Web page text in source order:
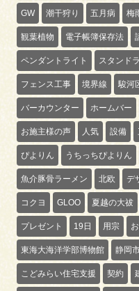
GW 潮干狩り 五月病 梅
観葉植物 電子帳簿保存法
ペンダントライト スタンド
フェンス工事 境界線 駿河
バーカウンター ホームバー
お施主様の声 人気 設備
ぴよりん うちっちぴよりん
魚介豚骨ラーメン 北欧 デ
コクヨ GLOO 夏越の大祓
プレゼント 19日 用宗
東海大海洋学部博物館 静岡
こどみらい住宅支援 契約